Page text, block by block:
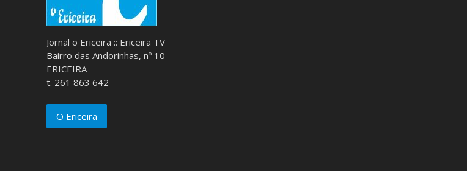
Jornal o Ericeira :: Ericeira TV
Bairro das Andorinhas, nº 10
ERICEIRA
t. 261 863 642
O Ericeira